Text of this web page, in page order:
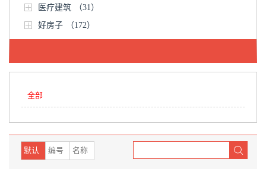
医疗建筑
（31）
好房子
（172）
全部
默认 编号 名称